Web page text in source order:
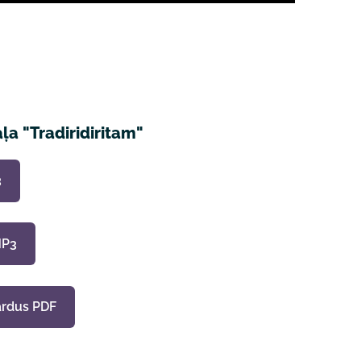
"Tradiridiritam"
PDF